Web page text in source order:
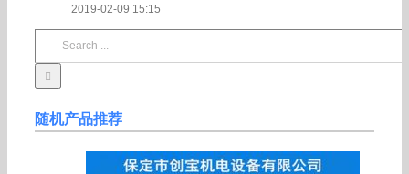
2019-02-09 15:15
随机产品推荐